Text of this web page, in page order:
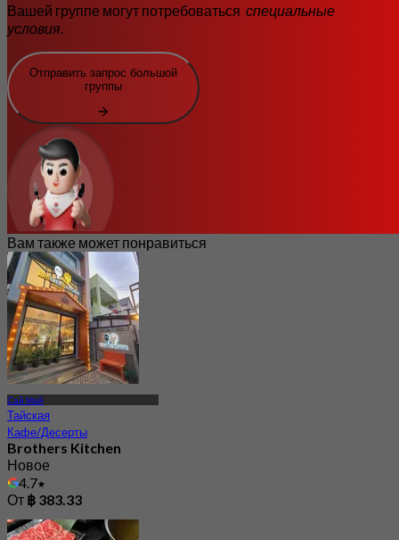
Вашей группе могут потребоваться специальные
условия
Отправить запрос большой
группы
Вам также может понравиться
Сай Май
Тайская
Кафе/Десерты
Brothers Kitchen
Новое
4.7
От ฿ 383.33